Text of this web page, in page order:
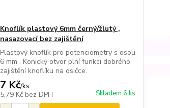
Knoflík plastový 6mm černý/žlutý ,
nasazovací bez zajištění
Plastový knoflík pro potenciometry s osou
6 mm . Konický otvor plní funkci dobrého
zajištění knoflíku na osičce.
7 Kč/ks
5,79 Kč bez DPH Skladem 6 ks